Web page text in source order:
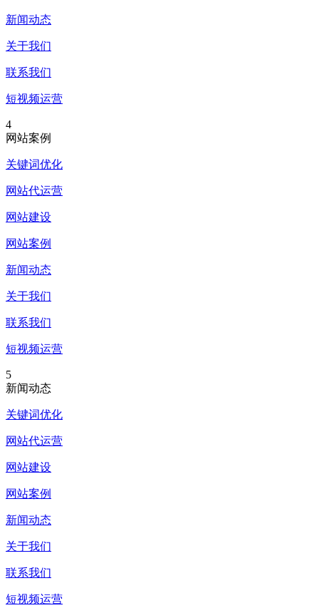
新闻动态
关于我们
联系我们
短视频运营
4
网站案例
关键词优化
网站代运营
网站建设
网站案例
新闻动态
关于我们
联系我们
短视频运营
5
新闻动态
关键词优化
网站代运营
网站建设
网站案例
新闻动态
关于我们
联系我们
短视频运营